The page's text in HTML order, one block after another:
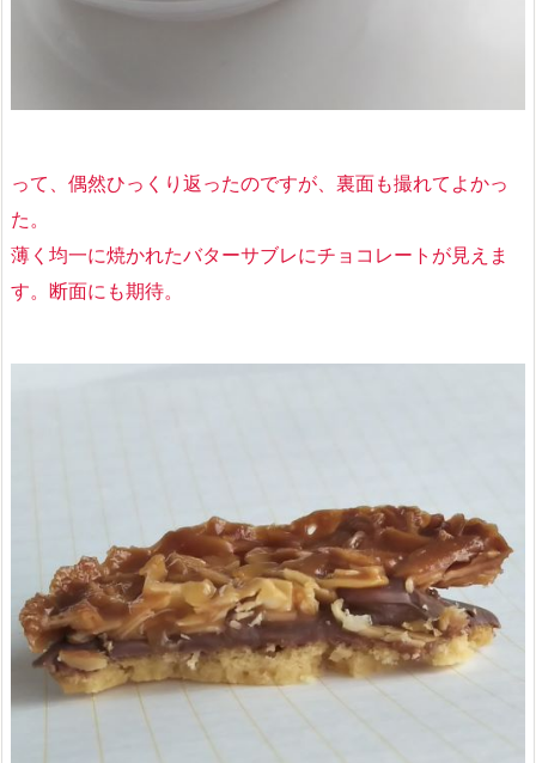
って、偶然ひっくり返ったのですが、裏面も撮れてよかっ
た。
薄く均一に焼かれたバターサブレにチョコレートが見えま
す。断面にも期待。